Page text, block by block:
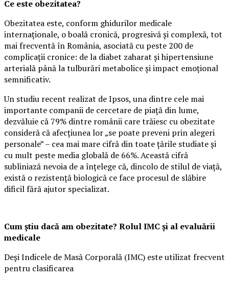
Ce este obezitatea?
Obezitatea este, conform ghidurilor medicale
internaționale, o boală cronică, progresivă și complexă, tot
mai frecventă în România, asociată cu peste 200 de
complicații cronice: de la diabet zaharat și hipertensiune
arterială până la tulburări metabolice și impact emoțional
semnificativ.
Un studiu recent realizat de Ipsos, una dintre cele mai
importante companii de cercetare de piață din lume,
dezvăluie că 79% dintre românii care trăiesc cu obezitate
consideră că afecțiunea lor „se poate preveni prin alegeri
personale” – cea mai mare cifră din toate țările studiate și
cu mult peste media globală de 66%. Această cifră
subliniază nevoia de a înțelege că, dincolo de stilul de viață,
există o rezistență biologică ce face procesul de slăbire
dificil fără ajutor specializat.
Cum știu dacă am obezitate? Rolul IMC și al evaluării
medicale
Deși Indicele de Masă Corporală (IMC) este utilizat frecvent
pentru clasificarea